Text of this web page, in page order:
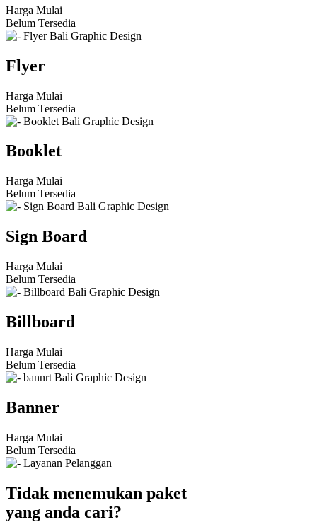
Harga Mulai
Belum Tersedia
Flyer
Harga Mulai
Belum Tersedia
Booklet
Harga Mulai
Belum Tersedia
Sign Board
Harga Mulai
Belum Tersedia
Billboard
Harga Mulai
Belum Tersedia
Banner
Harga Mulai
Belum Tersedia
Tidak menemukan paket
yang anda cari?